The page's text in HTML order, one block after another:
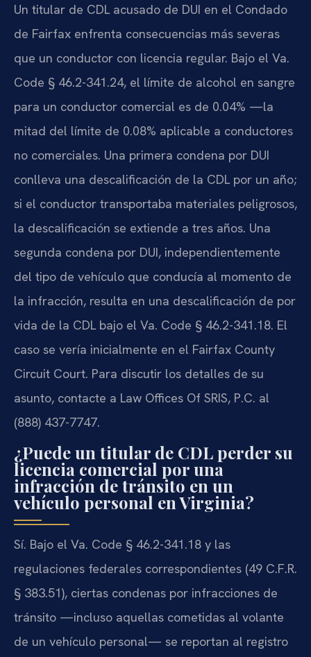
Un titular de CDL acusado de DUI en el Condado
de Fairfax enfrenta consecuencias más severas
que un conductor con licencia regular. Bajo el Va.
Code § 46.2-341.24, el límite de alcohol en sangre
para un conductor comercial es de 0.04% —la
mitad del límite de 0.08% aplicable a conductores
no comerciales. Una primera condena por DUI
conlleva una descalificación de la CDL por un año;
si el conductor transportaba materiales peligrosos,
la descalificación se extiende a tres años. Una
segunda condena por DUI, independientemente
del tipo de vehículo que conducía al momento de
la infracción, resulta en una descalificación de por
vida de la CDL bajo el Va. Code § 46.2-341.18. El
caso se vería inicialmente en el Fairfax County
Circuit Court. Para discutir los detalles de su
asunto, contacte a Law Offices Of SRIS, P.C. al
(888) 437-7747.
¿Puede un titular de CDL perder su
licencia comercial por una
infracción de tránsito en un
vehículo personal en Virginia?
Sí. Bajo el Va. Code § 46.2-341.18 y las
regulaciones federales correspondientes (49 C.F.R.
§ 383.51), ciertas condenas por infracciones de
tránsito —incluso aquellas cometidas al volante
de un vehículo personal— se reportan al registro